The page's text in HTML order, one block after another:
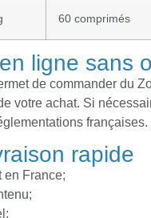
60 comprimés
ligne sans
de commander du
votre achat. Si
françaises.
rapide
en France;